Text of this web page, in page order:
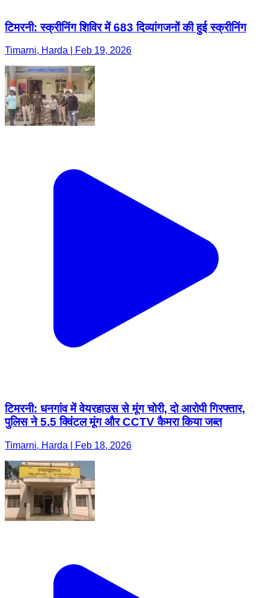
टिमरनी: स्क्रीनिंग शिविर में 683 दिव्यांगजनों की हुई स्क्रीनिंग
Timarni, Harda | Feb 19, 2026
टिमरनी: धनगांव में वेयरहाउस से मूंग चोरी, दो आरोपी गिरफ्तार,
पुलिस ने 5.5 क्विंटल मूंग और CCTV कैमरा किया जब्त
Timarni, Harda | Feb 18, 2026